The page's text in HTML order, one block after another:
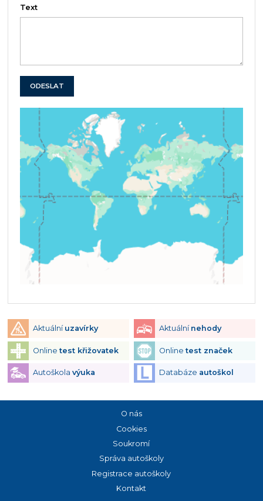
Text
ODESLAT
Aktuální uzavírky Aktuální nehody
Onlinetest křižovatek Onlinetest značek
Autoškola výuka Databáze autoškol
O nás
Cookies
Soukromí
Správa autoškoly
Registrace autoškoly
Kontakt